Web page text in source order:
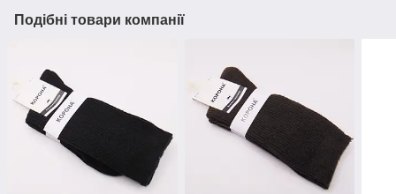
Подібні товари компанії